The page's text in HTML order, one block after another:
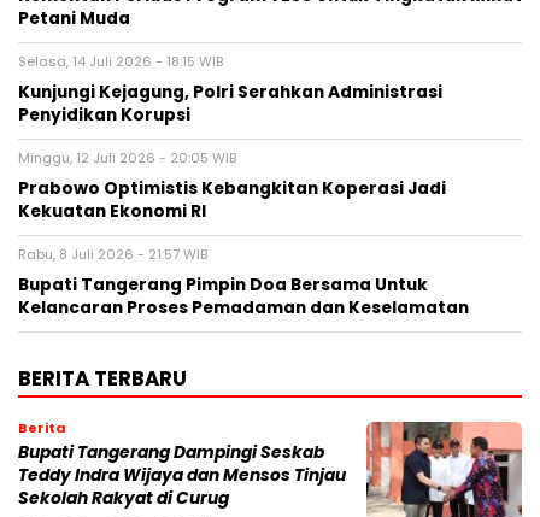
Petani Muda
Selasa, 14 Juli 2026 - 18:15 WIB
Kunjungi Kejagung, Polri Serahkan Administrasi
Penyidikan Korupsi
Minggu, 12 Juli 2026 - 20:05 WIB
Prabowo Optimistis Kebangkitan Koperasi Jadi
Kekuatan Ekonomi RI
Rabu, 8 Juli 2026 - 21:57 WIB
Bupati Tangerang Pimpin Doa Bersama Untuk
Kelancaran Proses Pemadaman dan Keselamatan
BERITA TERBARU
Berita
Bupati Tangerang Dampingi Seskab
Teddy Indra Wijaya dan Mensos Tinjau
Sekolah Rakyat di Curug